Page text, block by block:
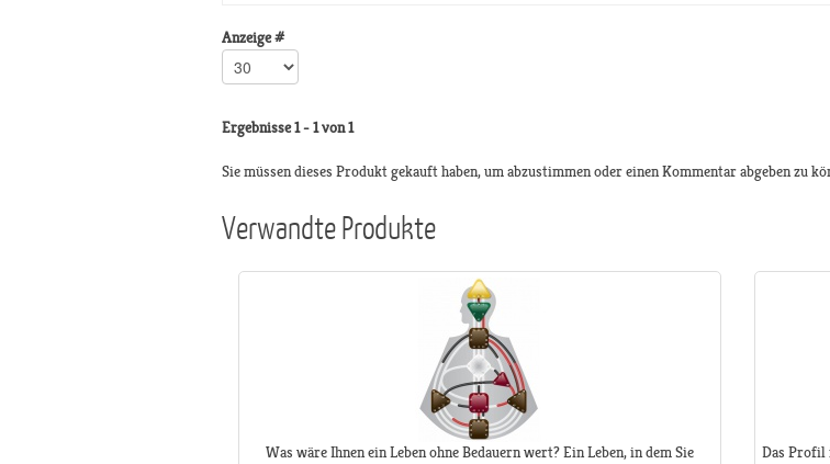
Anzeige #
Ergebnisse 1 - 1 von 1
Sie müssen dieses Produkt gekauft haben, um abzustimmen oder einen Kommentar abgeben zu
Verwandte Produkte
Was wäre Ihnen ein Leben ohne Bedauern wert? Ein Leben, in dem Sie
Das Profil